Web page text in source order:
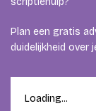
Plan een gratis
duidelijkheid over
Loading...